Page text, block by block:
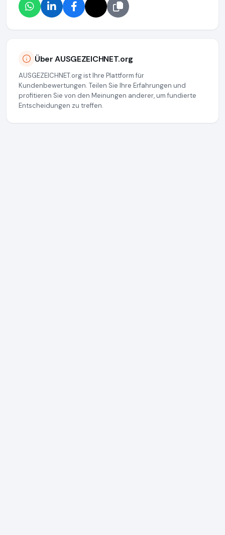
Über AUSGEZEICHNET.org
AUSGEZEICHNET.org ist Ihre Plattform für
Kundenbewertungen. Teilen Sie Ihre Erfahrungen und
profitieren Sie von den Meinungen anderer, um fundierte
Entscheidungen zu treffen.